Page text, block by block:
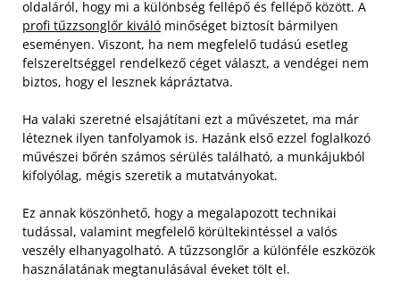
oldaláról, hogy mi a különbség fellépő és fellépő között. A
profi tűzzsonglőr kiváló minőséget biztosít bármilyen
eseményen. Viszont, ha nem megfelelő tudású esetleg
felszereltséggel rendelkező céget választ, a vendégei nem
biztos, hogy el lesznek kápráztatva.
Ha valaki szeretné elsajátítani ezt a művészetet, ma már
léteznek ilyen tanfolyamok is. Hazánk első ezzel foglalkozó
művészei bőrén számos sérülés található, a munkájukból
kifolyólag, mégis szeretik a mutatványokat.
Ez annak köszönhető, hogy a megalapozott technikai
tudással, valamint megfelelő körültekintéssel a valós
veszély elhanyagolható. A tűzzsonglőr a különféle eszközök
használatának megtanulásával éveket tölt el.